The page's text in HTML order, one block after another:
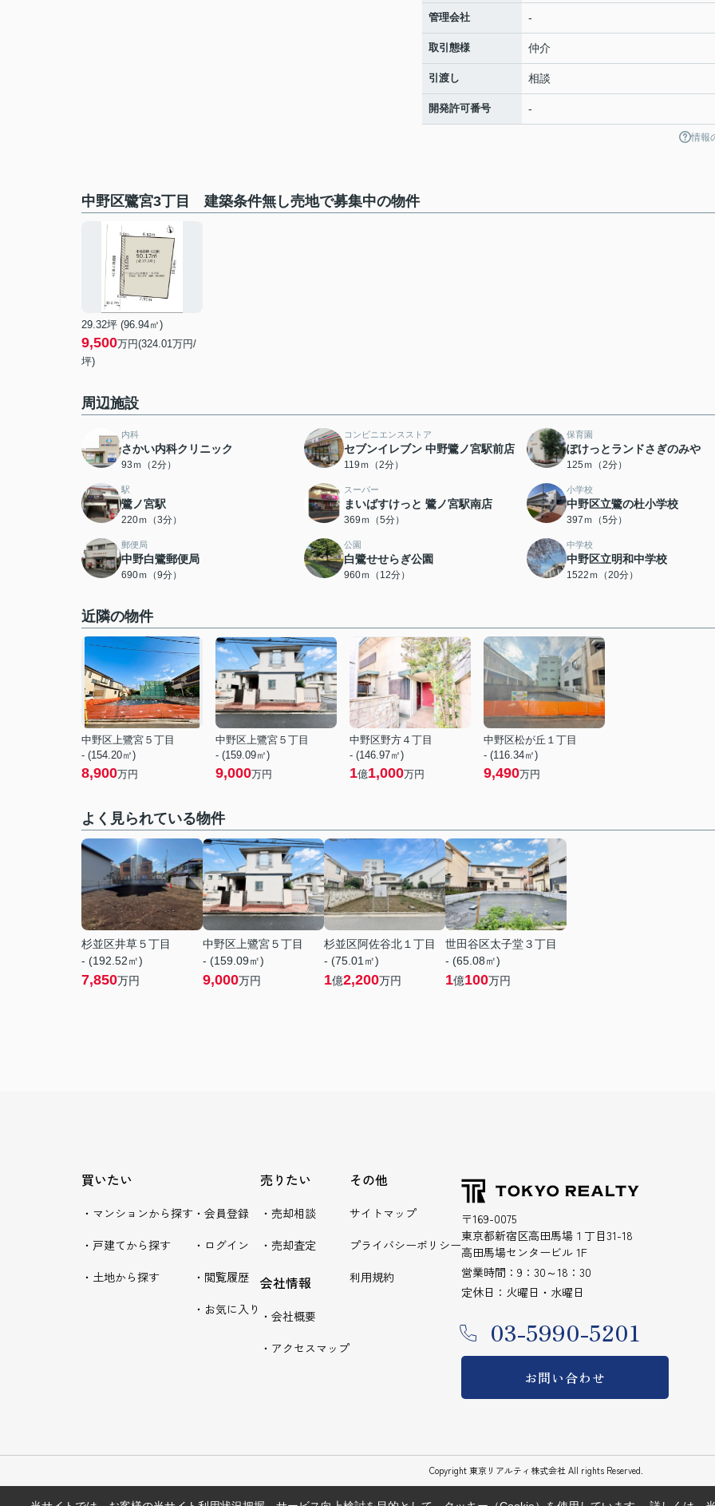
管理会社 -
取引態様 仲介
引渡し 相談
開発許可番号 -
情報
中野区鷺宮3丁目 建築条件無し売地で募集中の物件
29.32坪 (96.94㎡)
9,500万円(324.01万円/
坪)
周辺施設
内科
さかい内科クリニック
93ｍ（2分）
コンビニエンスストア
セブンイレブン 中野鷺ノ宮駅前店
119ｍ（2分）
保育園
ぽけっとランドさぎのみや
125ｍ（2分）
駅
鷺ノ宮駅
220ｍ（3分）
スーパー
まいばすけっと 鷺ノ宮駅南店
369ｍ（5分）
小学校
中野区立鷺の杜小学校
397ｍ（5分）
郵便局
中野白鷺郵便局
690ｍ（9分）
公園
白鷺せせらぎ公園
960ｍ（12分）
中学校
中野区立明和中学校
1522ｍ（20分）
近隣の物件
中野区上鷺宮５丁目
- (154.20㎡)
8,900万円
中野区上鷺宮５丁目
- (159.09㎡)
9,000万円
中野区野方４丁目
- (146.97㎡)
1億1,000万円
中野区松が丘１丁目
- (116.34㎡)
9,490万円
よく見られている物件
杉並区井草５丁目
- (192.52㎡)
7,850万円
中野区上鷺宮５丁目
- (159.09㎡)
9,000万円
杉並区阿佐谷北１丁目
- (75.01㎡)
1億2,200万円
世田谷区太子堂３丁目
- (65.08㎡)
1億100万円
買いたい
・マンションから探す
・戸建てから探す
・土地から探す
・会員登録
・ログイン
・閲覧履歴
・お気に入り
売りたい
・売却相談
・売却査定
会社情報
・会社概要
・アクセスマップ
その他
サイトマップ
プライバシーポリシー
利用規約
〒169-0075
東京都新宿区高田馬場１丁目31-18
高田馬場センタービル 1F
営業時間：9：30～18：30
定休日：火曜日・水曜日
03-5990-5201
お問い合わせ
Copyright 東京リアルティ株式会社 All rights Reserved.